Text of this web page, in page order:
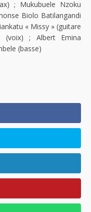
; Mukubuele Nzoku
Biolo Batilangandi
« Missy » (guitare
(voix) ; Albert Emina
(basse)